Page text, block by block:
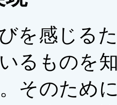
を感じる
るものを
そのため